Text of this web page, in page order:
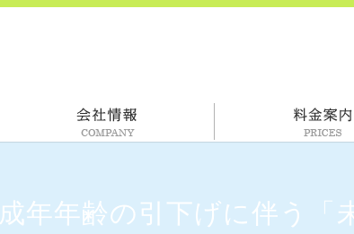
成年年齢の引下げに伴う「